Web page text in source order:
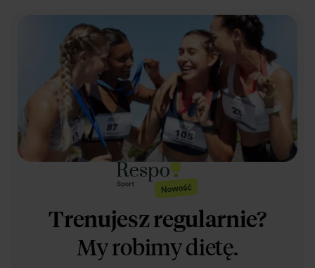
Trenujesz regularnie?
My robimy dietę.